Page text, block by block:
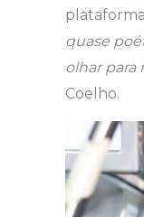
quase
olhar para
Coelho.